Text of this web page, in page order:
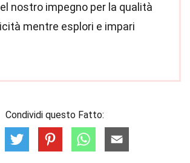
nostro impegno per la qualità
mentre esplori e impari
Condividi questo Fatto: